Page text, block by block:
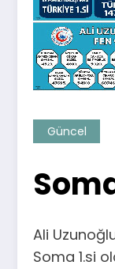
Güncel
Ali
Soma 1.si